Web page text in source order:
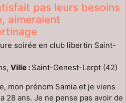
pas leurs besoins
aimeraient
soirée en club libertin Saint-
Ville : Saint-Genest-Lerpt (42)
mon prénom Samia et je viens
28 ans. Je ne pense pas avoir de